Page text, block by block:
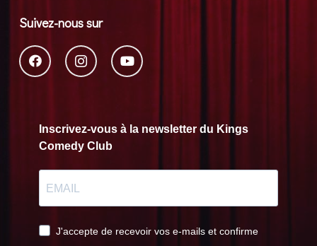
Suivez-nous sur
Inscrivez-vous à la newsletter du Kings
Comedy Club
J'accepte de recevoir vos e-mails et confirme